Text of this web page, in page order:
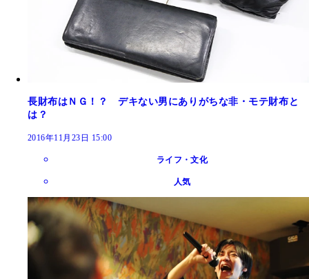
長財布はＮＧ！？ デキない男にありがちな非・モテ財布と
は？
2016年11月23日 15:00
ライフ・文化
人気